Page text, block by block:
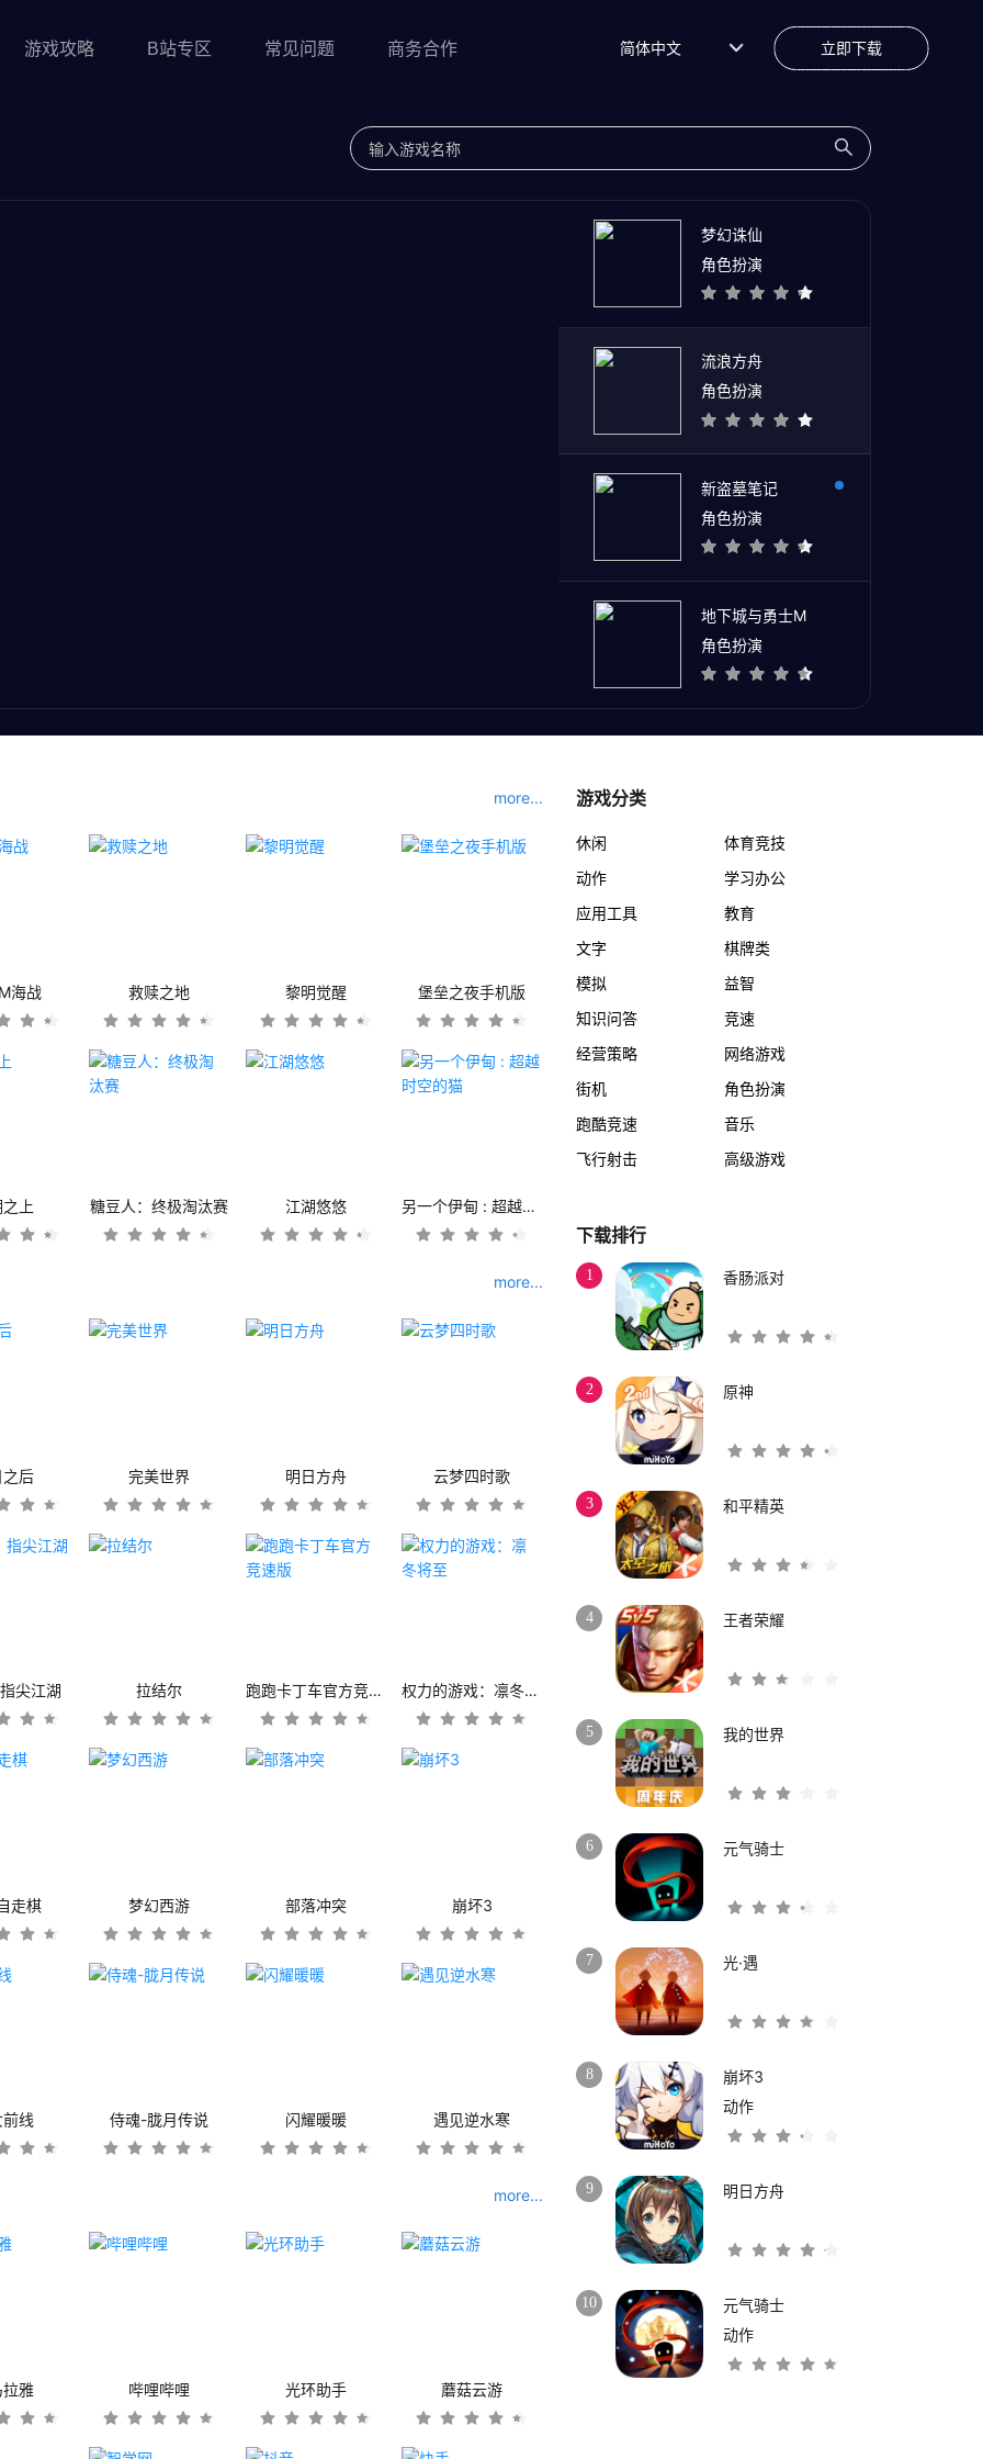
游戏攻略 B站专区 常见问题 商务合作 简体中文 立即下载
梦幻诛仙
角色扮演
流浪方舟
角色扮演
新盗墓笔记
角色扮演
地下城与勇士M
角色扮演
more...
海战 救赎之地 黎明觉醒 堡垒之夜手机版
上 糖豆人：终极淘汰赛 江湖悠悠 另一个伊甸 : 超越时空的猫
more...
后 完美世界 明日方舟 云梦四时歌
尖江湖 拉结尔 跑跑卡丁车官方竞速版 权力的游戏：凛冬将至
走棋 梦幻西游 部落冲突 崩坏3
线 侍魂-胧月传说 闪耀暖暖 遇见逆水寒
more...
雅 哔哩哔哩 光环助手 蘑菇云游
游戏分类
休闲
体育竞技
动作
学习办公
应用工具
教育
文字
棋牌类
模拟
益智
知识问答
竞速
经营策略
网络游戏
街机
角色扮演
跑酷竞速
音乐
飞行射击
高级游戏
下载排行
1 香肠派对
2 原神
3 和平精英
4 王者荣耀
5 我的世界
6 元气骑士
7 光·遇
8
崩坏3
动作
9 明日方舟
10
元气骑士
动作